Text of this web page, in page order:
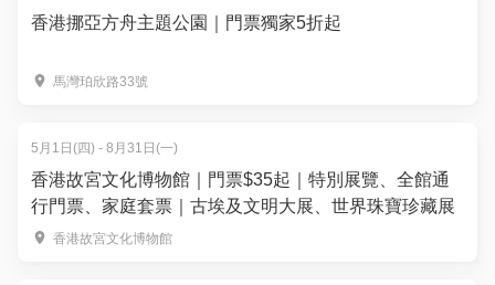
香港挪亞方舟主題公園｜門票獨家5折起
馬灣珀欣路33號
5月1日(四) - 8月31日(一)
香港故宮文化博物館｜門票$35起｜特別展覽、全館通
行門票、家庭套票｜古埃及文明大展、世界珠寶珍藏展
香港故宮文化博物館